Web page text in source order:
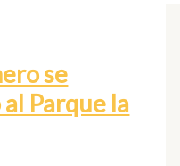
se
Parque la